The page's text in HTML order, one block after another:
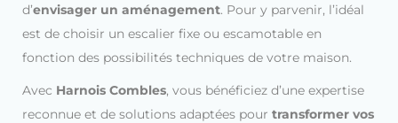
d’envisager un aménagement. Pour y parvenir, l’idéal
est de choisir un escalier fixe ou escamotable en
fonction des possibilités techniques de votre maison.
Avec Harnois Combles, vous bénéficiez d’une expertise
reconnue et de solutions adaptées pour transformer vos